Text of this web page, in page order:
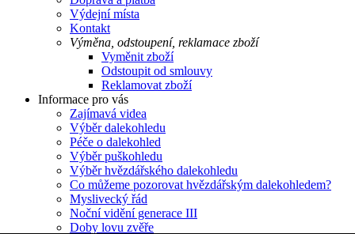
Výdejní místa
Kontakt
Výměna, odstoupení, reklamace zboží
Vyměnit zboží
Odstoupit od smlouvy
Reklamovat zboží
Informace pro vás
Zajímavá videa
Výběr dalekohledu
Péče o dalekohled
Výběr puškohledu
Výběr hvězdářského dalekohledu
Co můžeme pozorovat hvězdářským dalekohledem?
Myslivecký řád
Noční vidění generace III
Doby lovu zvěře